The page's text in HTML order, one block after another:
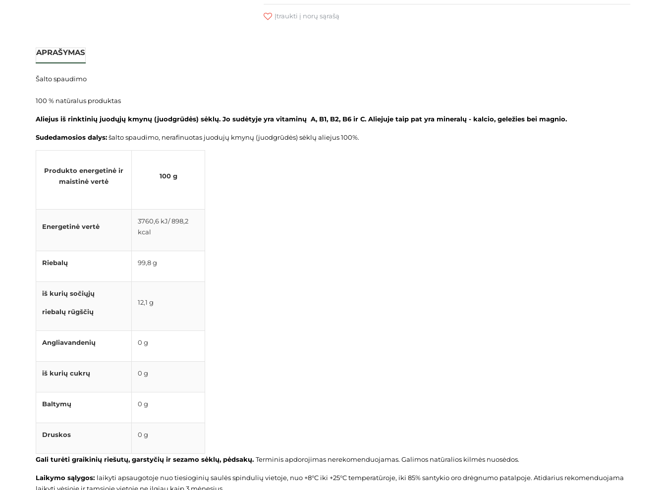
Įtraukti į norų sąrašą
APRAŠYMAS
Šalto spaudimo
100 % natūralus produktas
Aliejus iš rinktinių juodųjų kmynų (juodgrūdės) sėklų. Jo sudėtyje yra vitaminų A, B1, B2, B6 ir C. Aliejuje taip pat yra mineralų - kalcio, geležies bei magnio.
Sudedamosios dalys:šalto spaudimo, nerafinuotas juodujų kmynų (juodgrūdės) sėklų aliejus 100%.
Produkto energetinė ir
maistinė vertė
100 g
Energetinė vertė
3760,6 kJ/ 898,2
kcal
Riebalų 99,8 g
iš kurių sočiųjų
riebalų rūgščių
12,1 g
Angliavandenių 0 g
iš kurių cukrų 0 g
Baltymų 0 g
Druskos 0 g
Gali turėti graikinių riešutų, garstyčių ir sezamo sėklų, pėdsakų. Terminis apdorojimas nerekomenduojamas. Galimos natūralios kilmės nuosėdos.
Laikymo sąlygos: laikyti apsaugotoje nuo tiesioginių saulės spindulių vietoje, nuo +8°C iki +25°C temperatūroje, iki 85% santykio oro drėgnumo patalpoje. Atidarius rekomenduojama